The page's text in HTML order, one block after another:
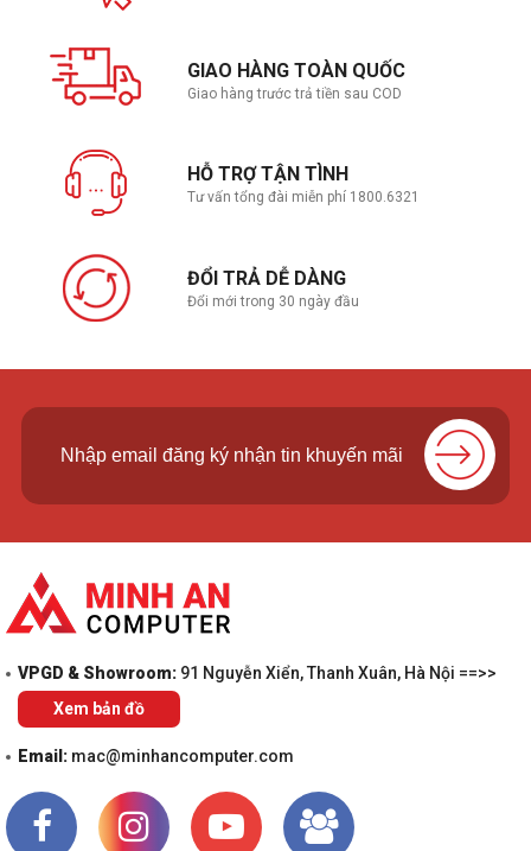
GIAO HÀNG TOÀN QUỐC
Giao hàng trước trả tiền sau COD
HỖ TRỢ TẬN TÌNH
Tư vấn tổng đài miễn phí 1800.6321
ĐỔI TRẢ DỄ DÀNG
Đổi mới trong 30 ngày đầu
VPGD & Showroom: 91 Nguyễn Xiển, Thanh Xuân, Hà Nội ==>>
Xem bản đồ
Email: mac@minhancomputer.com